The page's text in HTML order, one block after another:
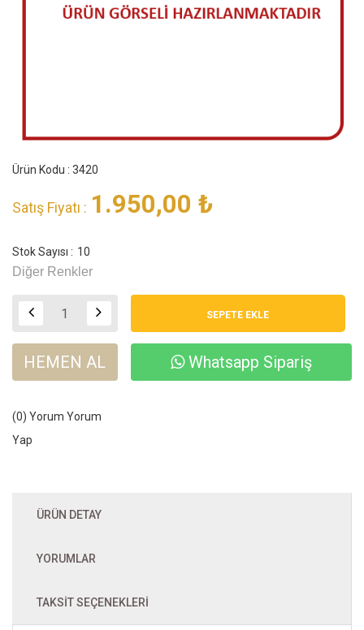
Ürün Kodu : 3420
Satış Fiyatı : 1.950,00 ₺
Stok Sayısı : 10
Diğer Renkler
HEMEN AL Whatsapp Sipariş
(0) Yorum Yorum
Yap
ÜRÜN DETAY
YORUMLAR
TAKSIT SEÇENEKLERI